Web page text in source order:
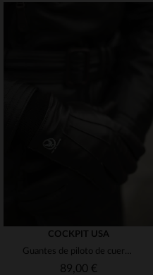
COCKPIT USA
Guantes de piloto de cuero negro
89,00 €